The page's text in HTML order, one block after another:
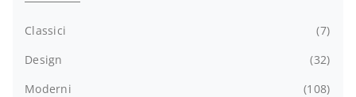
Classici
7
Design
32
Moderni
108